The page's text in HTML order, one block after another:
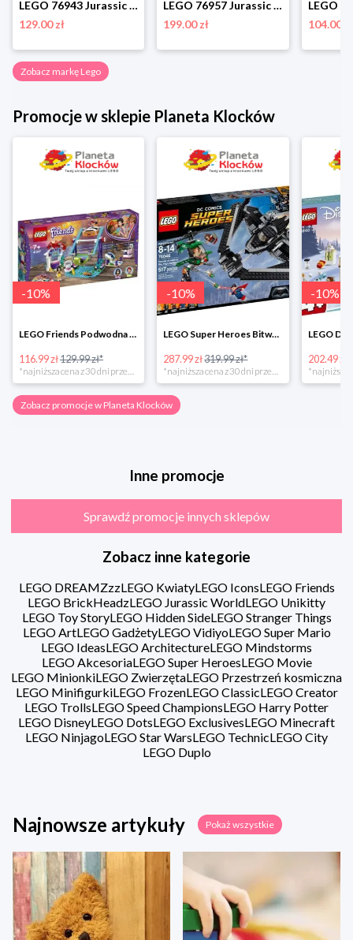
LEGO 76943 Jurassic World Pościg za pteranodonem Lego
129.00 zł
LEGO 76957 Jurassic World Ucieczka welociraptora Lego
199.00 zł
104.00 zł
Zobacz markę Lego
Promocje w sklepie Planeta Klocków
-10%
LEGO Super Heroes Bitwa powietrzna w super cenie
287.99 zł319.99 zł*
-10%
LEGO Disney Princess 43180 Zimowe święto w zamku Belli
202.49 zł224.99 zł* 16.98 zł
Zobacz promocje w Planeta Klocków
Inne promocje
Sprawdź promocje innych sklepów
Zobacz inne kategorie
LEGO DREAMZzzLEGO KwiatyLEGO IconsLEGO Friends
LEGO BrickHeadzLEGO Jurassic WorldLEGO Unikitty
LEGO Toy StoryLEGO Hidden SideLEGO Stranger Things
LEGO ArtLEGO GadżetyLEGO VidiyoLEGO Super Mario
LEGO IdeasLEGO ArchitectureLEGO Mindstorms
LEGO AkcesoriaLEGO Super HeroesLEGO Movie
LEGO MinionkiLEGO ZwierzętaLEGO Przestrzeń kosmiczna
LEGO MinifigurkiLEGO FrozenLEGO ClassicLEGO Creator
LEGO TrollsLEGO Speed ChampionsLEGO Harry Potter
LEGO DisneyLEGO DotsLEGO ExclusivesLEGO Minecraft
LEGO NinjagoLEGO Star WarsLEGO TechnicLEGO City
LEGO Duplo
Najnowsze artykuły Pokaż wszystkie